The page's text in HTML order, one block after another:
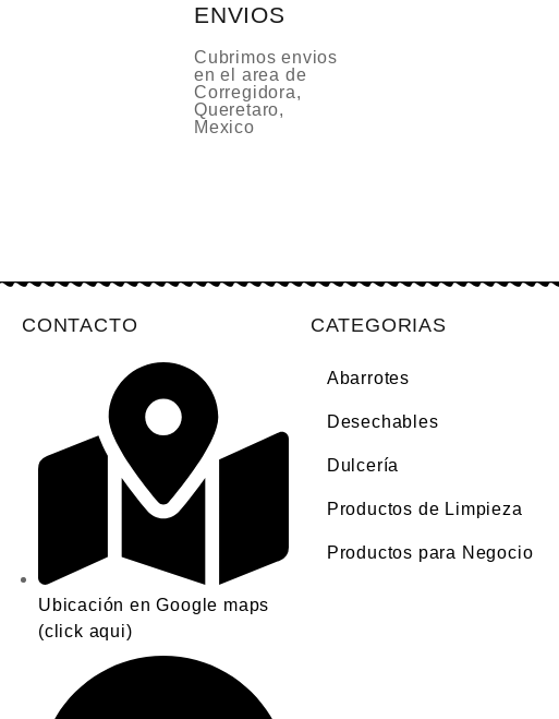
ENVIOS
Cubrimos envios
en el area de
Corregidora,
Queretaro,
Mexico
CONTACTO
Ubicación en Google maps
(click aqui)
CATEGORIAS
Abarrotes
Desechables
Dulcería
Productos de Limpieza
Productos para Negocio